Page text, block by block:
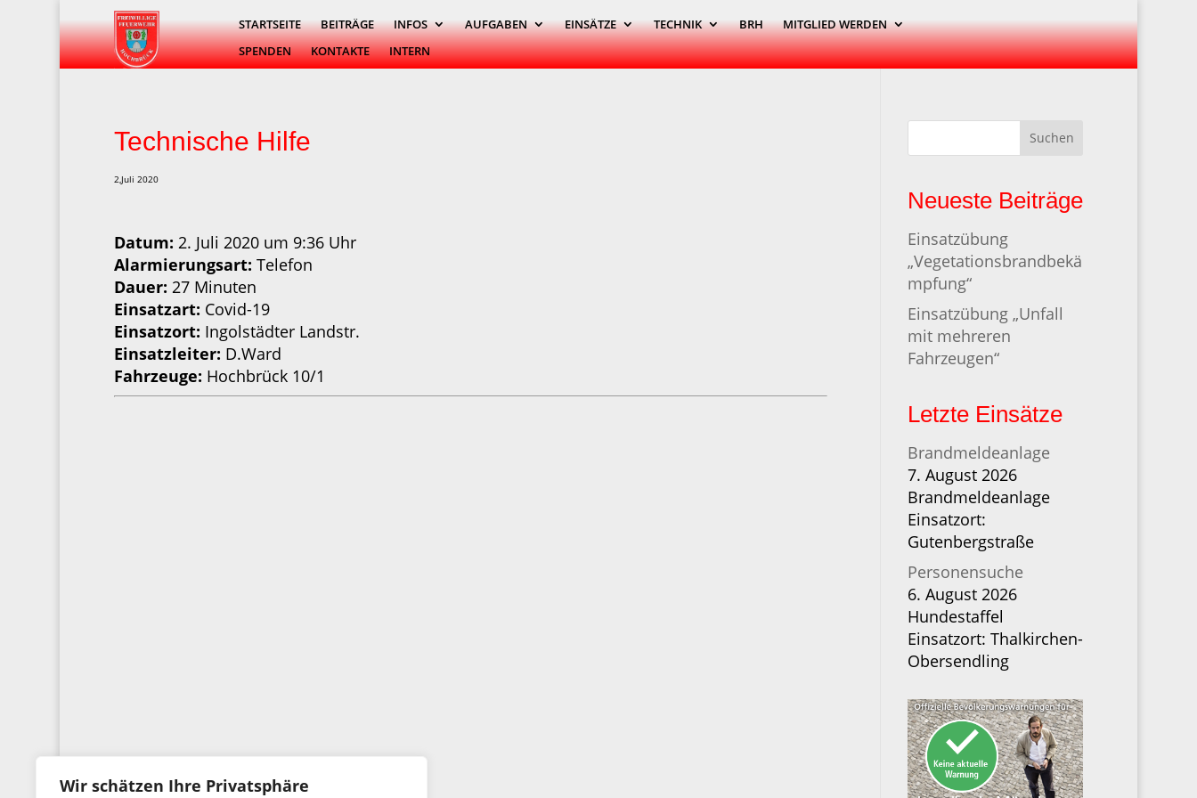
Wir schätzen Ihre Privatsphäre
STARTSEITE BEITRÄGE INFOS AUFGABEN EINSÄTZE TECHNIK BRH
MITGLIED WERDEN
SPENDEN
KONTAKTE INTERN
Technische Hilfe
2,Juli 2020
Datum: 2. Juli 2020 um 9:36 Uhr
Alarmierungsart: Telefon
Dauer: 27 Minuten
Einsatzart: Covid-19
Einsatzort: Ingolstädter Landstr.
Einsatzleiter: D.Ward
Fahrzeuge: Hochbrück 10/1
Suchen
Neueste Beiträge
Einsatzübung
„Vegetationsbrandbekä
mpfung“
Einsatzübung „Unfall
mit mehreren
Fahrzeugen“
Letzte Einsätze
Brandmeldeanlage
7. August 2026
Brandmeldeanlage
Einsatzort:
Gutenbergstraße
Personensuche
6. August 2026
Hundestaffel
Einsatzort: Thalkirchen-
Obersendling